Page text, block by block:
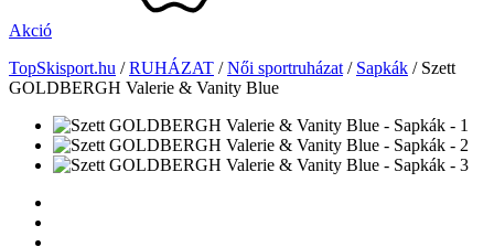
Akció
TopSkisport.hu /RUHÁZAT /Női sportruházat / Sapkák / Szett
GOLDBERGH Valerie & Vanity Blue